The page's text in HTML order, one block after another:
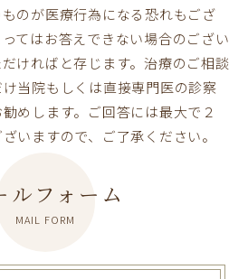
のが医療行為になる恐れもござ
てはお答えできない場合のござい
ければと存じます。治療のご相談
当院もしくは直接専門医の診察
めします。ご回答には最大で２
いますので、ご了承ください。
ルフォーム
MAIL FORM